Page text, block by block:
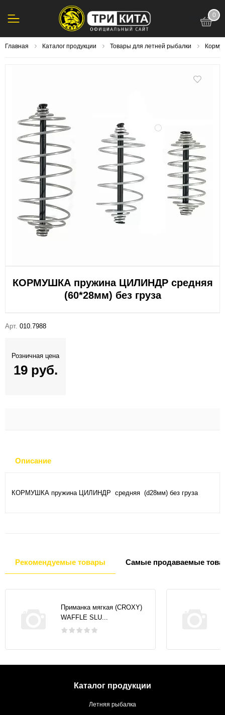
0
Главная Каталог продукции Товары для летней рыбалки
КОРМУШКА пружина ЦИЛИНДР средняя
(60*28мм) без груза
Арт. 010.7988
Розничная цена
19 руб.
Описание
КОРМУШКА пружина ЦИЛИНДР средняя (d28мм) без груза
Рекомендуемые товары Самые продаваемые
Приманка мягкая (CROXY)
WAFFLE SLU...
Каталог продукции
Летняя рыбалка